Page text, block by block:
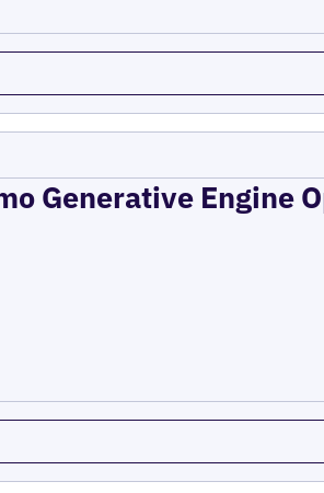
Generative Engine